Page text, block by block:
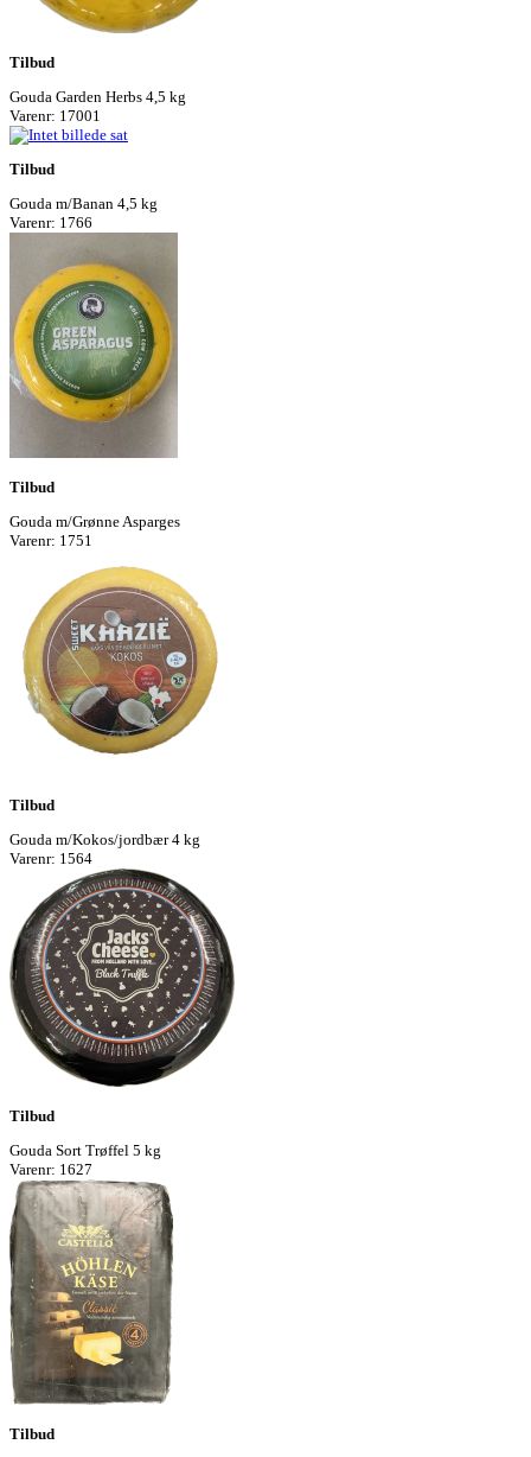
Tilbud
Gouda Garden Herbs 4,5 kg
Varenr: 17001
Tilbud
Gouda m/Banan 4,5 kg
Varenr: 1766
Tilbud
Gouda m/Grønne Asparges
Varenr: 1751
Tilbud
Gouda m/Kokos/jordbær 4 kg
Varenr: 1564
Tilbud
Gouda Sort Trøffel 5 kg
Varenr: 1627
Tilbud